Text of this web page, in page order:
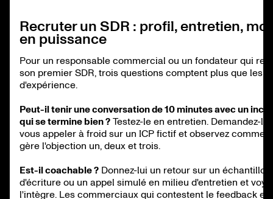
Recruter un SDR : profil, entretien,
en puissance
Pour un responsable commercial ou un fondateur qui
son premier SDR, trois questions comptent plus que les
d'expérience.
Peut-il tenir une conversation de 10 minutes avec un
qui se termine bien ? Testez-le en entretien. Demandez-
vous appeler à froid sur un ICP fictif et observez
gère l'objection un, deux et trois.
Est-il coachable ? Donnez-lui un retour sur un échantillon
d'écriture ou un appel simulé en milieu d'entretien et
l'intègre. Les commerciaux qui contestent le feedback en